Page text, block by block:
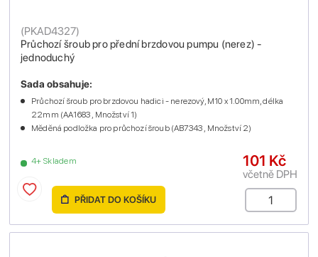
Průchozí šroub pro přední brzdovou pumpu (nerez) -
jednoduchý
(PKAD4327)
4+ Skladem
Sada obsahuje:
Průchozí šroub pro brzdovou hadici - nerezový, M10 x 1.00mm, délka
22mm (AA1683 , Množství 1)
Měděná podložka pro průchozí šroub (AB7343 , Množství 2)
101 Kč
včetně DPH
PŘIDAT DO KOŠÍKU